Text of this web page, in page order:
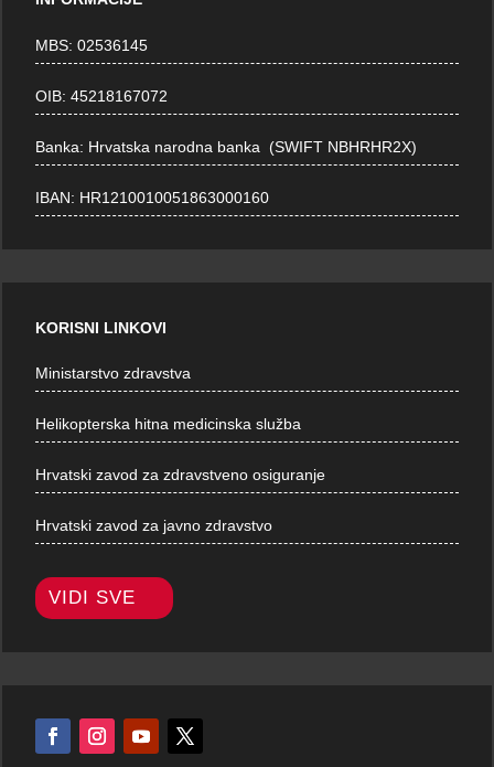
MBS: 02536145
OIB: 45218167072
Banka: Hrvatska narodna banka (SWIFT NBHRHR2X)
IBAN: HR1210010051863000160
KORISNI LINKOVI
Ministarstvo zdravstva
Helikopterska hitna medicinska služba
Hrvatski zavod za zdravstveno osiguranje
Hrvatski zavod za javno zdravstvo
VIDI SVE